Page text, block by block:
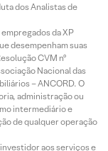
dos Analistas de
da XP
desempenham suas
CVM nº
Nacional das
– ANCORD. O
administração ou
intermediário e
de qualquer operação
aos serviços e